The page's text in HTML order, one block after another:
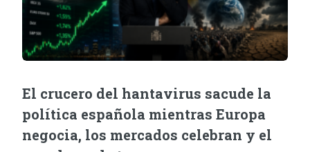
El crucero del hantavirus sacude la
política española mientras Europa
negocia, los mercados celebran y el